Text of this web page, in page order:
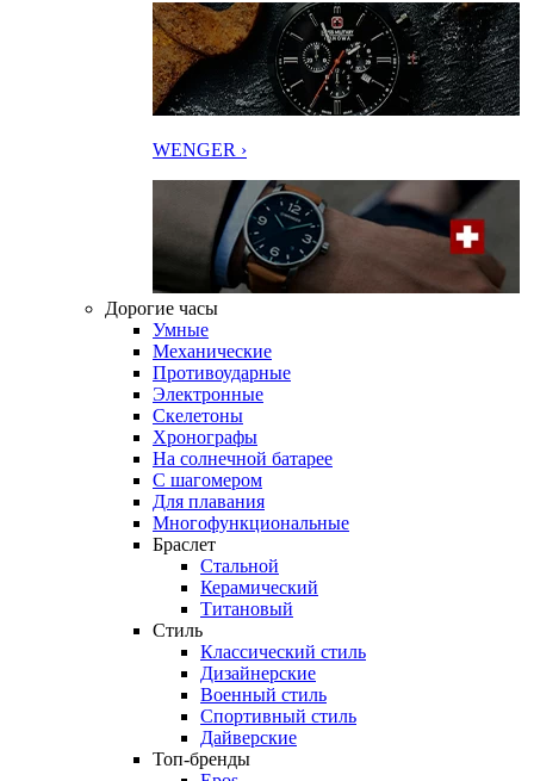
WENGER ›
Дорогие часы
Умные
Механические
Противоударные
Электронные
Скелетоны
Хронографы
На солнечной батарее
С шагомером
Для плавания
Многофункциональные
Браслет
Стальной
Керамический
Титановый
Стиль
Классический стиль
Дизайнерские
Военный стиль
Спортивный стиль
Дайверские
Топ-бренды